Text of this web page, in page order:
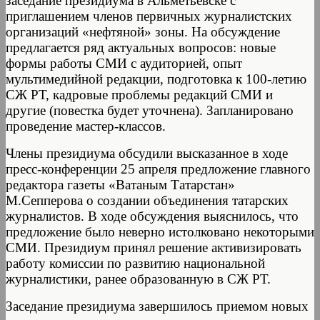
приглашением членов первичных журналистских
организаций «нефтяной» зоны. На обсуждение
предлагается ряд актуальных вопросов: новые
формы работы СМИ с аудиторией, опыт
мультимедийной редакции, подготовка к 100-летию
СЖ РТ, кадровые проблемы редакций СМИ и
другие (повестка будет уточнена). Запланировано
проведение мастер-классов.
Члены президиума обсудили высказанное в ходе
пресс-конференции 25 апреля предложение главного
редактора газеты «Ватаным Татарстан»
М.Сепперова о создании объединения татарских
журналистов. В ходе обсуждения выяснилось, что
предложение было неверно истолковано некоторыми
СМИ. Президиум принял решение активизировать
работу комиссии по развитию национальной
журналистики, ранее образованную в СЖ РТ.
Заседание президиума завершилось приемом новых